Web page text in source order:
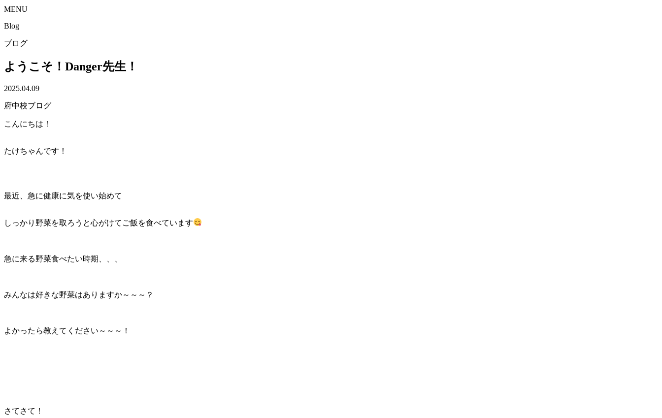
MENU
Blog
ブログ
ようこそ！Danger先生！
2025.04.09
府中校ブログ
こんにちは！
たけちゃんです！
最近、急に健康に気を使い始めて
しっかり野菜を取ろうと心がけてご飯を食べています
急に来る野菜食べたい時期、、、
みんなは好きな野菜はありますか～～～？
よかったら教えてください～～～！
さてさて！